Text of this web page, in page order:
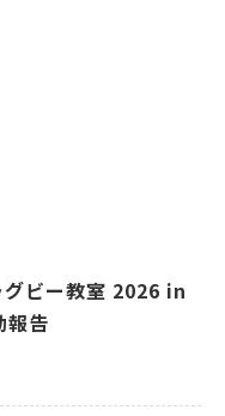
ビー教室 2026 in
告